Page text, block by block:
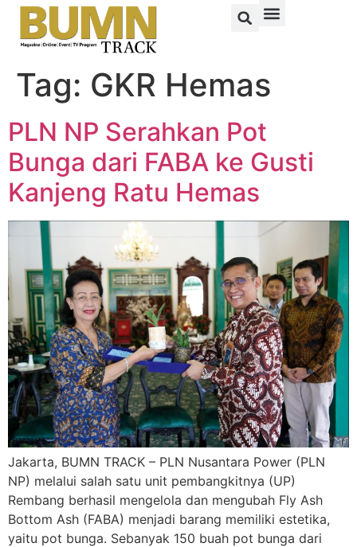
Tag: GKR Hemas
PLN NP Serahkan Pot
Bunga dari FABA ke Gusti
Kanjeng Ratu Hemas
Jakarta, BUMN TRACK – PLN Nusantara Power (PLN
NP) melalui salah satu unit pembangkitnya (UP)
Rembang berhasil mengelola dan mengubah Fly Ash
Bottom Ash (FABA) menjadi barang memiliki estetika,
yaitu pot bunga. Sebanyak 150 buah pot bunga dari